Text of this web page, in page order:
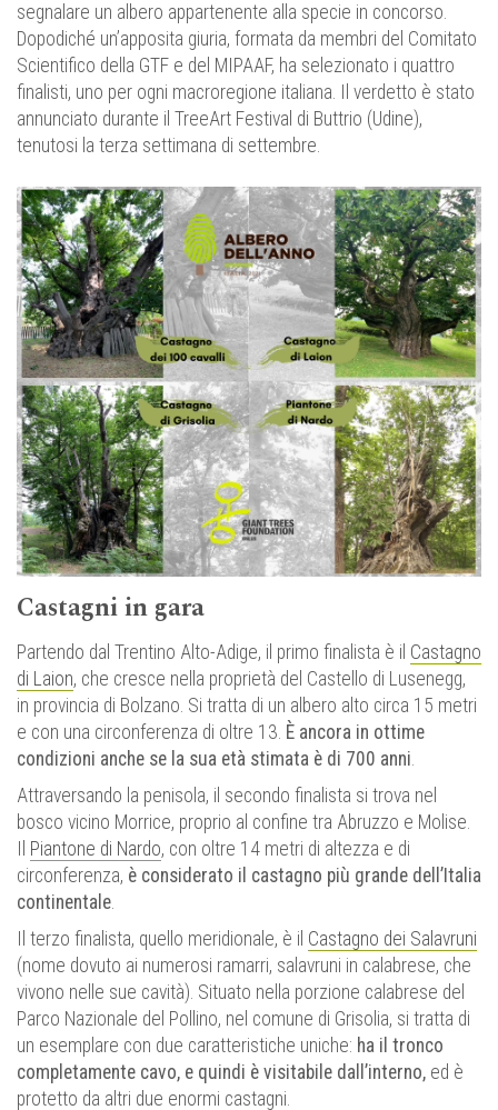
segnalare un albero appartenente alla specie in concorso.
Dopodiché un’apposita giuria, formata da membri del Comitato
Scientifico della GTF e del MIPAAF, ha selezionato i quattro
finalisti, uno per ogni macroregione italiana. Il verdetto è stato
annunciato durante il TreeArt Festival di Buttrio (Udine),
tenutosi la terza settimana di settembre.
Castagni in gara
Partendo dal Trentino Alto-Adige, il primo finalista è il Castagno
di Laion, che cresce nella proprietà del Castello di Lusenegg,
in provincia di Bolzano. Si tratta di un albero alto circa 15 metri
e con una circonferenza di oltre 13. È ancora in ottime
condizioni anche se la sua età stimata è di 700 anni
Attraversando la penisola, il secondo finalista si trova nel
bosco vicino Morrice, proprio al confine tra Abruzzo e Molise.
Il Piantone di Nardo, con oltre 14 metri di altezza e di
circonferenza, è considerato il castagno più grande dell’Italia
continentale
Il terzo finalista, quello meridionale, è il Castagno dei Salavruni
(nome dovuto ai numerosi ramarri, salavruni in calabrese, che
vivono nelle sue cavità). Situato nella porzione calabrese del
Parco Nazionale del Pollino, nel comune di Grisolia, si tratta di
un esemplare con due caratteristiche uniche: ha il tronco
completamente cavo, e quindi è visitabile dall’interno, ed è
protetto da altri due enormi castagni.